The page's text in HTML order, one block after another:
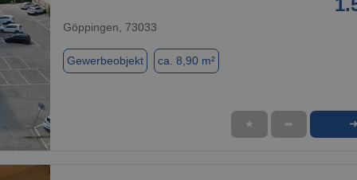
1 / 3
Göppingen, 73033
Gewerbeobjekt ca. 8,90 m²
★ ➦ ➜